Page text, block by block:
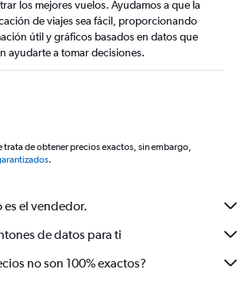
los mejores vuelos. Ayudamos a que la
de viajes sea fácil, proporcionando
útil y gráficos basados en datos que
ayudarte a tomar decisiones.
de obtener precios exactos, sin embargo,
.
el vendedor.
de datos para ti
no son 100% exactos?